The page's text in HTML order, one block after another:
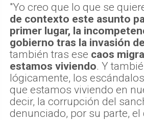
"Yo creo que lo que se
de contexto este asunto
primer lugar, la
gobierno tras la invasión
también tras ese caos
estamos viviendo. Y
lógicamente, los
que estamos viviendo en
decir, la corrupción del
denunciado, por su parte, el